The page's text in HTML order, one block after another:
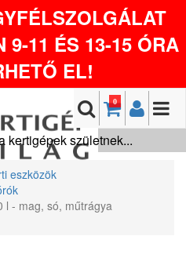
9-11 ÉS 13-15 ÓRA
EL!
0
kertigépek születnek...
eszközök
l - mag, só, műtrágya